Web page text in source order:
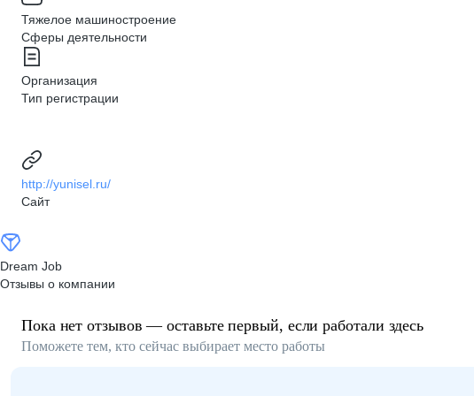
Тяжелое машиностроение
Сферы деятельности
Организация
Тип регистрации
http://yunisel.ru/
Сайт
Dream Job
Отзывы о компании
Пока нет отзывов — оставьте первый, если работали здесь
Поможете тем, кто сейчас выбирает место работы